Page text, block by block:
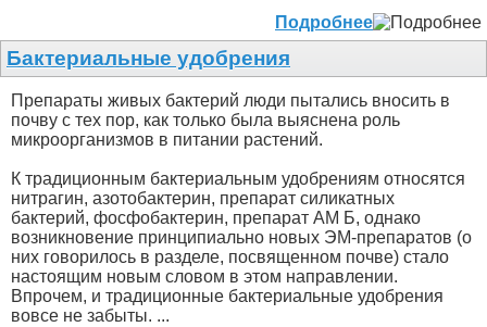
Подробнее
Бактериальные удобрения
Препараты живых бактерий люди пытались вносить в
почву с тех пор, как только была выяснена роль
микроорганизмов в питании растений.
К традиционным бактериальным удобрениям относятся
нитрагин, азотобактерин, препарат силикатных
бактерий, фосфобактерин, препарат AM Б, однако
возникновение принципиально новых ЭМ-препаратов (о
них говорилось в разделе, посвященном почве) стало
настоящим новым словом в этом направлении.
Впрочем, и традиционные бактериальные удобрения
вовсе не забыты. ...